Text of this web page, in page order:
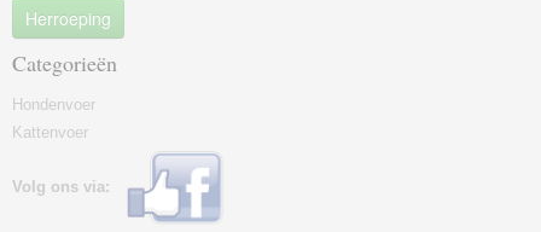
Herroeping
Categorieën
Hondenvoer
Kattenvoer
Volg ons via: